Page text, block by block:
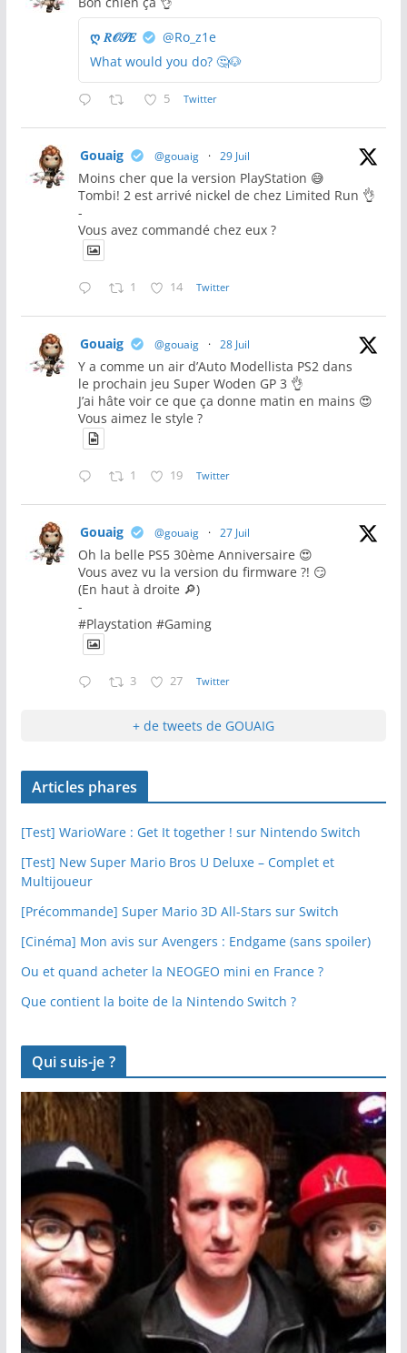
ღ 𝑅𝒪𝒮𝐸
@Ro_z1e
What would you do? 🤔🐶
5 Twitter
Gouaig @gouaig · 29 Juil
Moins cher que la version PlayStation 😅
Tombi! 2 est arrivé nickel de chez Limited Run 👌
-
Vous avez commandé chez eux ?
1 14 Twitter
Gouaig @gouaig · 28 Juil
Y a comme un air d’Auto Modellista PS2 dans
le prochain jeu Super Woden GP 3 👌
J’ai hâte voir ce que ça donne matin en mains 😍
Vous aimez le style ?
1 19 Twitter
Gouaig @gouaig · 27 Juil
Oh la belle PS5 30ème Anniversaire 😍
Vous avez vu la version du firmware ?! 😏
(En haut à droite 🔎)
-
#Playstation #Gaming
3 27 Twitter
+ de tweets de GOUAIG
Articles phares
[Test] WarioWare : Get It together ! sur Nintendo Switch
[Test] New Super Mario Bros U Deluxe – Complet et
Multijoueur
[Précommande] Super Mario 3D All-Stars sur Switch
[Cinéma] Mon avis sur Avengers : Endgame (sans spoiler)
Ou et quand acheter la NEOGEO mini en France ?
Que contient la boite de la Nintendo Switch ?
Qui suis-je ?